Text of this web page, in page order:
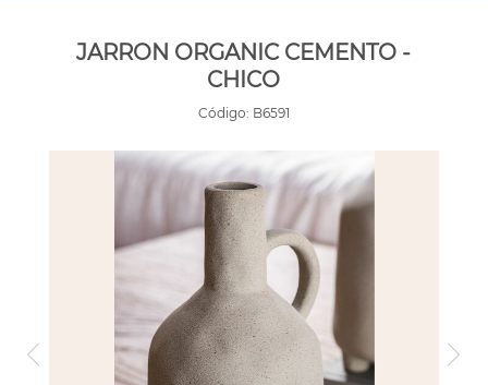
JARRON ORGANIC CEMENTO -
CHICO
Código: B6591